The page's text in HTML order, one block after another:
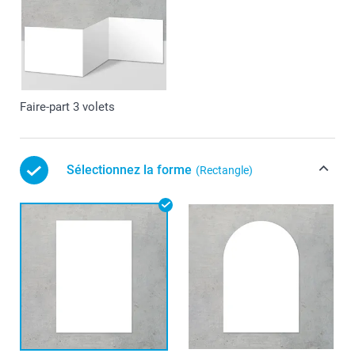
Faire-part 3 volets
Sélectionnez la forme (Rectangle)